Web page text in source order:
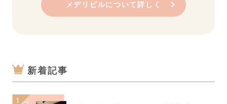
メデリピルについて詳しく
新着記事